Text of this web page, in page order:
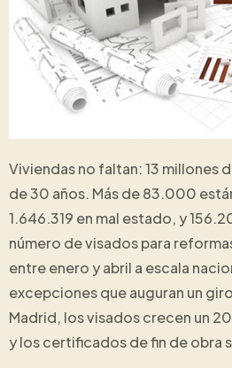
Viviendas no faltan: 13 millones
de 30 años. Más de 83.000
1.646.319 en mal estado, y
número de visados para
entre enero y abril a escala
excepciones que auguran un
Madrid, los visados crecen un
y los certificados de fin de obra